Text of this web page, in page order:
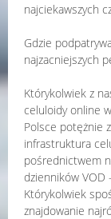
najciekawszych
Gdzie
najzacniejszych
Którykolwiek z
celuloidy online
Polsce potężnie
infrastruktura
pośrednictwem
dzienników VOD
Którykolwiek
znajdowanie